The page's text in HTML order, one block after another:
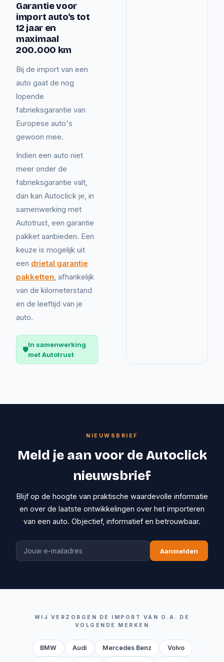
Garantie voor
import auto's tot
12 jaar en
maximaal
200.000 km
Bij de import van een
auto gaat de nog
lopende
fabrieksgarantie van
Europese auto's
gewoon mee.
Indien een auto niet
meer onder de
fabrieksgarantie valt,
dan kan Autoclick je, in
samenwerking met
Autotrust, een garantie
pakket aanbieden. Een
keuze is mogelijk uit
een drietal garantie
pakketten, afhankelijk
van de kilometerstand
en de leeftijd van je
auto.
🛡️
In samenwerking
met Autotrust
NIEUWSBRIEF
Meld je aan voor de Autoclick
nieuwsbrief
Blijf op de hoogte van praktische waardevolle informatie
en over de laatste ontwikkelingen over het importeren
van een auto. Objectief, informatief en betrouwbaar.
Aanmelden
WIJ VERZORGEN DE IMPORT VAN O.A. DE
VOLGENDE MERKEN
BMW Audi Mercedes Benz Volvo